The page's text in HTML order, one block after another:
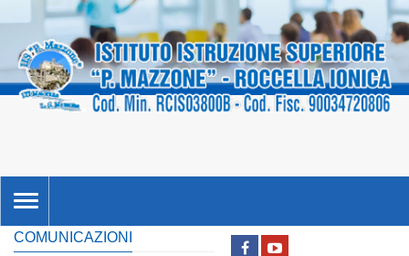
TOGGLE
NAVIGATION
COMUNICAZIONI